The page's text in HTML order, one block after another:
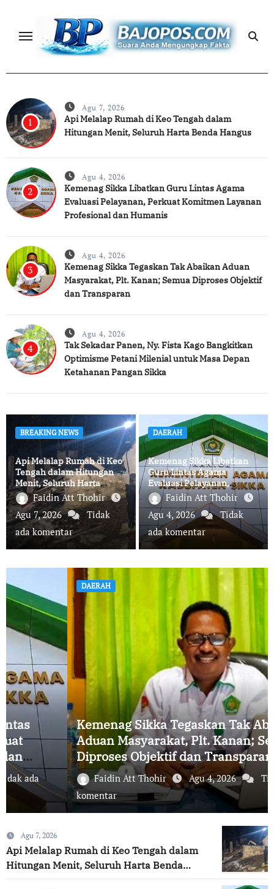
content
1
Agu 7, 2026
Api Melalap Rumah di Keo Tengah dalam
Hitungan Menit, Seluruh Harta Benda Hangus
2
Agu 4, 2026
Kemenag Sikka Libatkan Guru Lintas Agama
Evaluasi Pelayanan, Perkuat Komitmen Layanan
Profesional dan Humanis
3
Agu 4, 2026
Kemenag Sikka Tegaskan Tak Abaikan Aduan
Masyarakat, Plt. Kanan; Semua Diproses Objektif
dan Transparan
4
Agu 4, 2026
Tak Sekadar Panen, Ny. Fista Kago Bangkitkan
Optimisme Petani Milenial untuk Masa Depan
Ketahanan Pangan Sikka
BREAKING NEWS
Api Melalap Rumah di Keo
Tengah dalam Hitungan
Menit, Seluruh Harta
Benda Hangus
Faidin Att Thohir
Agu 7, 2026
Tidak
ada komentar
DAERAH
Kemenag Sikka Libatkan
Guru Lintas Agama
Evaluasi Pelayanan,
Perkuat Komitmen
Layanan Profesional dan
Humanis
Faidin Att Thohir
Agu 4, 2026
Tidak
ada komentar
DAERAH
Kemenag Sikka Tegaskan Tak Abaikan
Aduan Masyarakat, Plt. Kanan; Semua
Diproses Objektif dan Transparan
Faidin Att Thohir Agu 4, 2026
Tidak ada
komentar
Agu 7, 2026
Api Melalap Rumah di Keo Tengah dalam
Hitungan Menit, Seluruh Harta Benda
Hangus